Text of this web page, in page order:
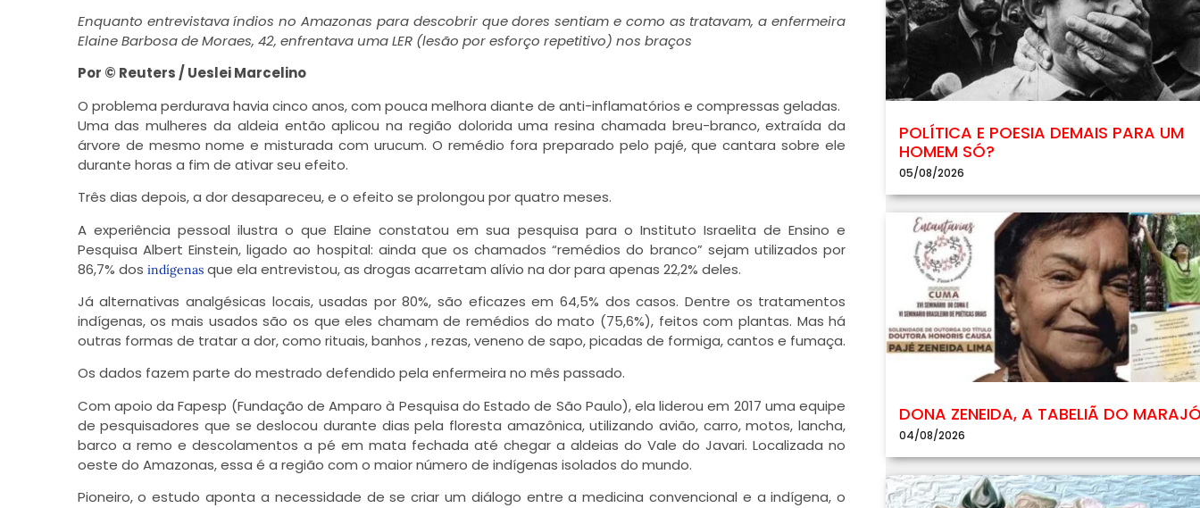
Enquanto entrevistava índios no Amazonas para descobrir que dores sentiam e como as tratavam, a enfermeira
Elaine Barbosa de Moraes, 42, enfrentava uma LER (lesão por esforço repetitivo) nos braços
Por © Reuters / Ueslei Marcelino
O problema perdurava havia cinco anos, com pouca melhora diante de anti-inflamatórios e compressas geladas.
Uma das mulheres da aldeia então aplicou na região dolorida uma resina chamada breu-branco, extraída da
árvore de mesmo nome e misturada com urucum. O remédio fora preparado pelo pajé, que cantara sobre ele
durante horas a fim de ativar seu efeito.
Três dias depois, a dor desapareceu, e o efeito se prolongou por quatro meses.
A experiência pessoal ilustra o que Elaine constatou em sua pesquisa para o Instituto Israelita de Ensino e
Pesquisa Albert Einstein, ligado ao hospital: ainda que os chamados “remédios do branco” sejam utilizados por
86,7% dos indígenasque ela entrevistou, as drogas acarretam alívio na dor para apenas 22,2% deles.
Já alternativas analgésicas locais, usadas por 80%, são eficazes em 64,5% dos casos. Dentre os tratamentos
indígenas, os mais usados são os que eles chamam de remédios do mato (75,6%), feitos com plantas. Mas há
outras formas de tratar a dor, como rituais, banhos , rezas, veneno de sapo, picadas de formiga, cantos e fumaça.
Os dados fazem parte do mestrado defendido pela enfermeira no mês passado.
Com apoio da Fapesp (Fundação de Amparo à Pesquisa do Estado de São Paulo), ela liderou em 2017 uma equipe
de pesquisadores que se deslocou durante dias pela floresta amazônica, utilizando avião, carro, motos, lancha,
barco a remo e descolamentos a pé em mata fechada até chegar a aldeias do Vale do Javari. Localizada no
oeste do Amazonas, essa é a região com o maior número de indígenas isolados do mundo.
Pioneiro, o estudo aponta a necessidade de se criar um diálogo entre a medicina convencional e a indígena, o
POLÍTICA E POESIA DEMAIS PARA UM
HOMEM SÓ?
05/08/2026
DONA ZENEIDA, A TABELIÃ DO
04/08/2026